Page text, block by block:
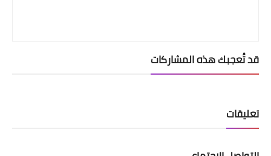
قد تُعجبك هذه المشاركات
تعليقات